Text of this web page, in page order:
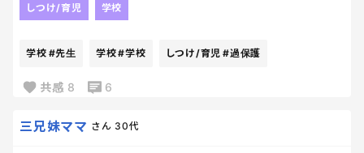
私が怒ったときより怖かったというからそれなりに
ってあるじゃん？
これがきっかけで、「学校に行きたくない」とか言い
しつけ/育児 学校
学校 #先生 学校#学校 しつけ/育児 #過保護
共感 8 6
三兄妹ママ さん 30代